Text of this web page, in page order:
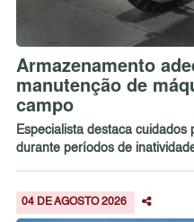
Armazenamento
manutenção de
campo
Especialista destaca
durante períodos de
04 DE AGOSTO 2026